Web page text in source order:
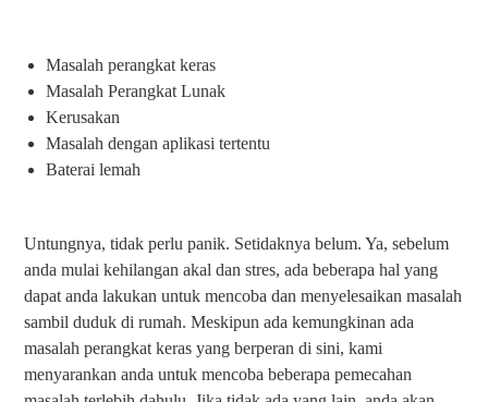
Masalah perangkat keras
Masalah Perangkat Lunak
Kerusakan
Masalah dengan aplikasi tertentu
Baterai lemah
Untungnya, tidak perlu panik. Setidaknya belum. Ya, sebelum
anda mulai kehilangan akal dan stres, ada beberapa hal yang
dapat anda lakukan untuk mencoba dan menyelesaikan masalah
sambil duduk di rumah. Meskipun ada kemungkinan ada
masalah perangkat keras yang berperan di sini, kami
menyarankan anda untuk mencoba beberapa pemecahan